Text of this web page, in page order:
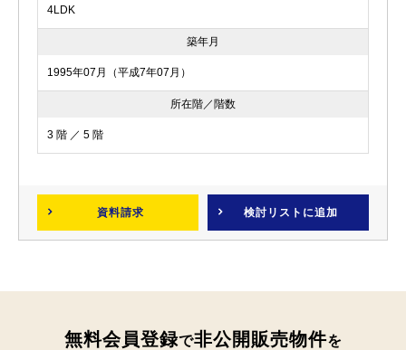
4LDK
築年月
1995年07月（平成7年07月）
所在階／階数
3 階 ／ 5 階
資料請求 検討リスト に追加
無料会員登録で非公開販売物件を